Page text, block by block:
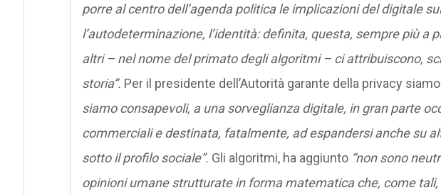
porre al centro dell’agenda politica le implicazioni del digitale
l’autodeterminazione, l’identità: definita, questa, sempre più a
altri – nel nome del primato degli algoritmi – ci attribuiscono,
storia”. Per il presidente dell’Autorità garante della privacy
siamo consapevoli, a una sorveglianza digitale, in gran parte
commerciali e destinata, fatalmente, ad espandersi anche su
sotto il profilo sociale”. Gli algoritmi, ha aggiunto “non sono
opinioni umane strutturate in forma matematica che, come